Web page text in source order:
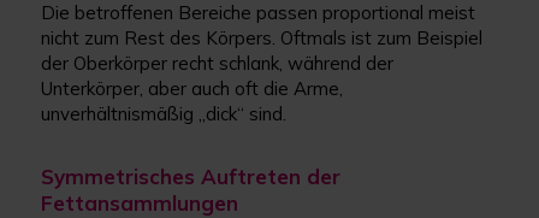
Die betroffenen Bereiche passen proportional meist
nicht zum Rest des Körpers. Oftmals ist zum Beispiel
der Oberkörper recht schlank, während der
Unterkörper, aber auch oft die Arme,
unverhältnismäßig „dick“ sind.
Symmetrisches Auftreten der
Fettansammlungen